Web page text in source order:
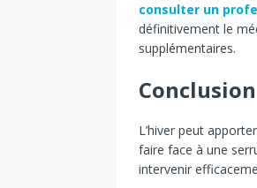
consulter un
définitivement le
supplémentaires.
L’hiver peut
faire face à une
intervenir